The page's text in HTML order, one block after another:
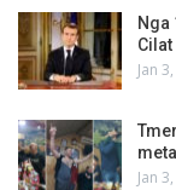
Nga
Jan
Jan